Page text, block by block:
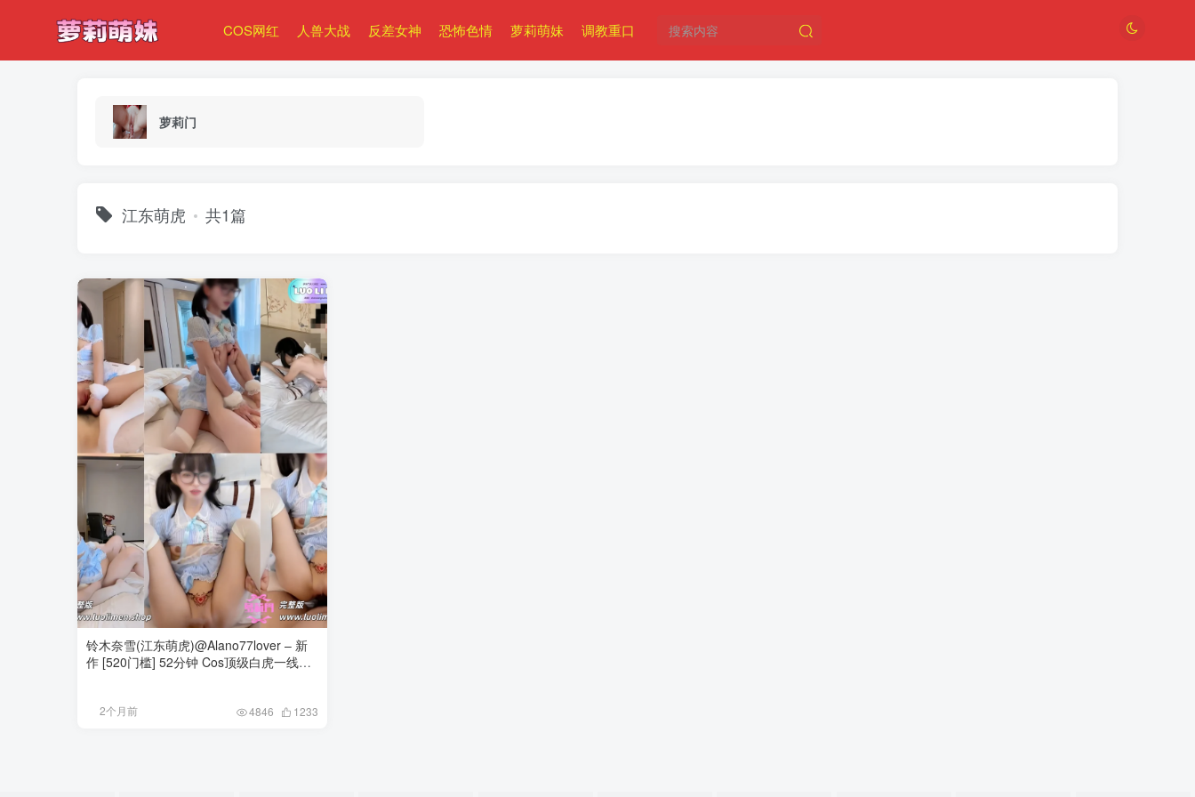
COS网红 人兽大战 反差女神 恐怖色情 萝莉萌妹 调教重口
萝莉门
江东萌虎 共1篇
铃木奈雪(江东萌虎)@Alano77lover – 新
作 [520门槛] 52分钟 Cos顶级白虎一线天
2个月前 4846 1233